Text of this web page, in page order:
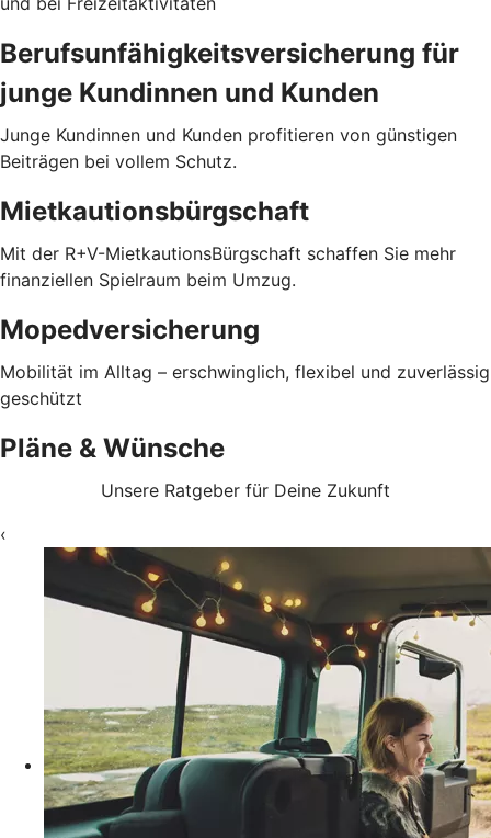
Berufsunfähigkeitsversicherung für
junge Kundinnen und Kunden
Junge Kundinnen und Kunden profitieren von günstigen
Beiträgen bei vollem Schutz.
Mietkautionsbürgschaft
Mit der R+V-MietkautionsBürgschaft schaffen Sie mehr
finanziellen Spielraum beim Umzug.
Mopedversicherung
Mobilität im Alltag – erschwinglich, flexibel und zuverlässig
geschützt
Pläne & Wünsche
Unsere Ratgeber für Deine Zukunft
‹